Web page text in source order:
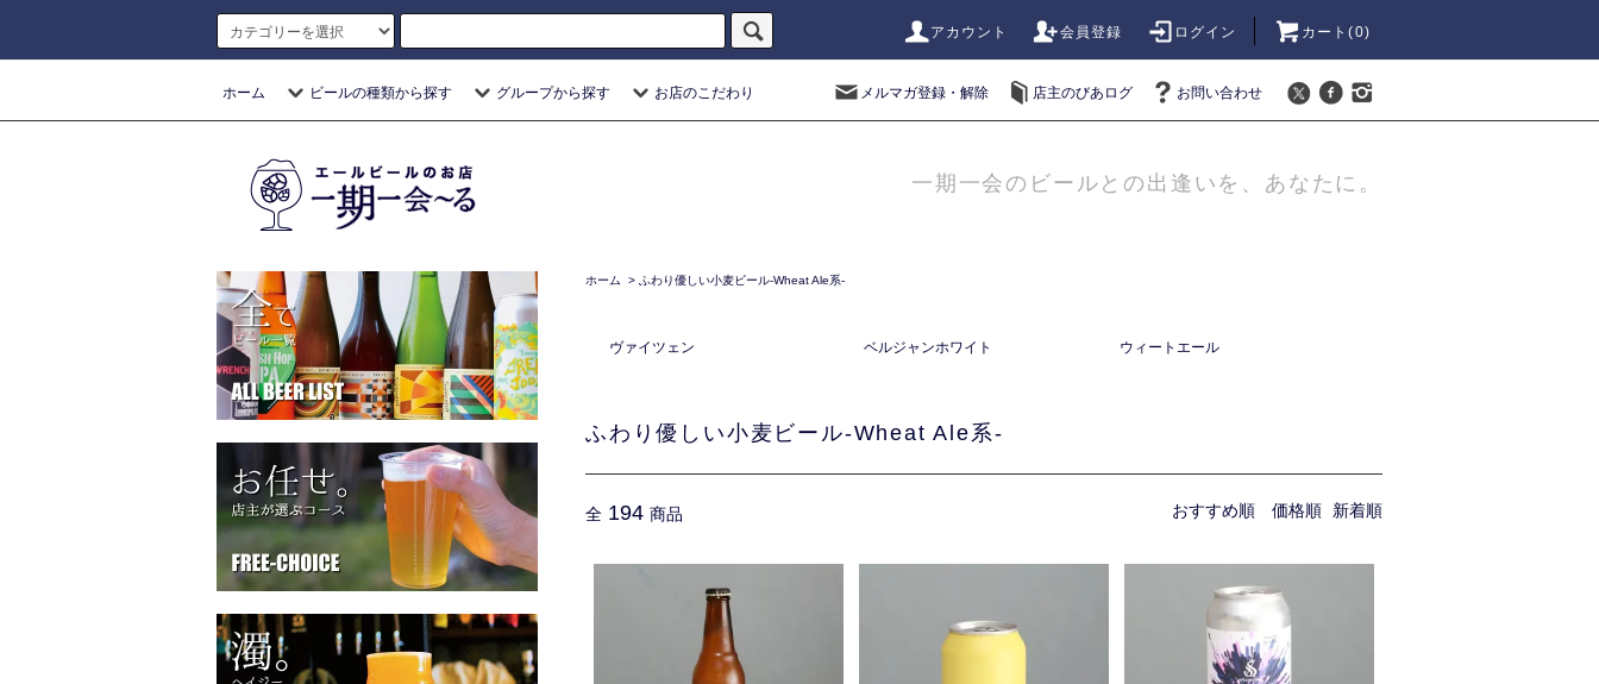
アカウント 会員登録 ログイン カート(0)
ホーム ビールの種類から探す グループから探す お店のこだわり メルマガ登録・解除 店主のびあログ お問い合わせ
一期一会のビールとの出逢いを、あなたに。
ホーム > ふわり優しい小麦ビール-Wheat Ale系-
ヴァイツェン ベルジャンホワイト ウィートエール
ふわり優しい小麦ビール-Wheat Ale系-
全 194 商品 おすすめ順 価格順 新着順